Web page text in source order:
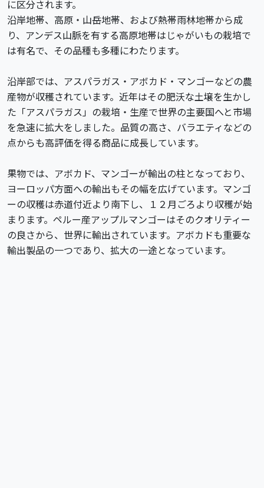
に区分されます。
沿岸地帯、高原・山岳地帯、および熱帯雨林地帯から成
り、アンデス山脈を有する高原地帯はじゃがいもの栽培で
は有名で、その品種も多種にわたります。
沿岸部では、アスパラガス・アボカド・マンゴーなどの農
産物が収穫されています。近年はその肥沃な土壌を生かし
た「アスパラガス」の栽培・生産で世界の主要国へと市場
を急速に拡大をしました。品質の高さ、バラエティなどの
点からも高評価を得る商品に成長しています。
果物では、アボカド、マンゴーが輸出の柱となっており、
ヨーロッパ方面への輸出もその幅を広げています。マンゴ
ーの収穫は赤道付近より南下し、１２月ごろより収穫が始
まります。ペルー産アップルマンゴーはそのクオリティー
の良さから、世界に輸出されています。アボカドも重要な
輸出製品の一つであり、拡大の一途となっています。